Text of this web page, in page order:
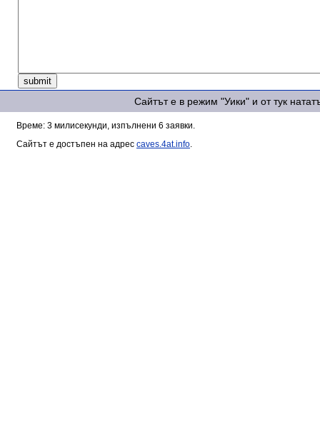
Сайтът е в режим "Уики" и от тук
Време: 3 милисекунди, изпълнени 6 заявки.
Сайтът е достъпен на адрес caves.4at.info.